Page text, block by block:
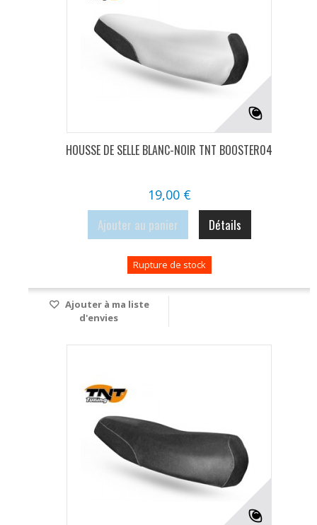
HOUSSE DE SELLE BLANC-NOIR TNT BOOSTER04
19,00 €
Ajouter au panier Détails
Rupture de stock
Ajouter à ma liste
d'envies